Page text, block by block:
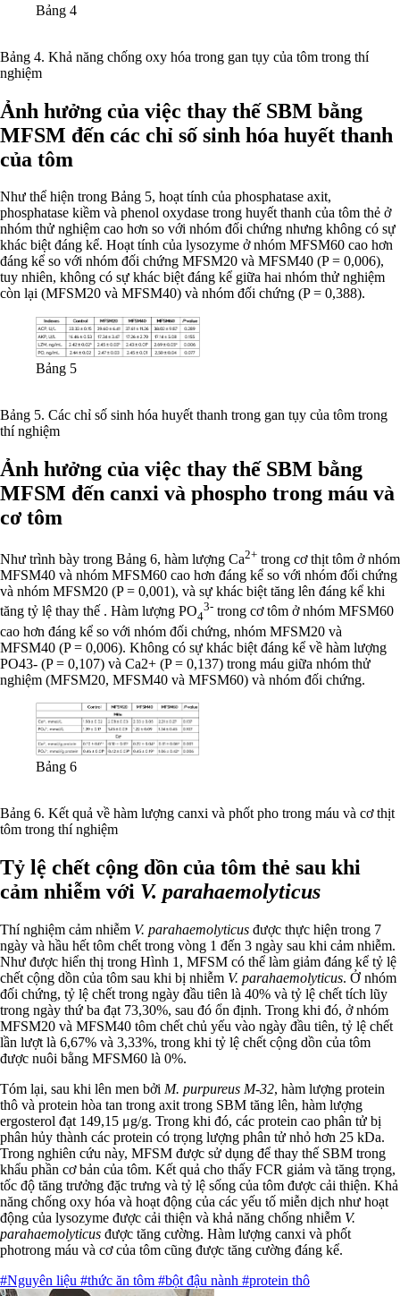
Bảng 4
Bảng 4. Khả năng chống oxy hóa trong gan tụy của tôm trong thí
nghiệm
Ảnh hưởng của việc thay thế SBM bằng
MFSM đến các chỉ số sinh hóa huyết thanh
của tôm
Như thể hiện trong Bảng 5, hoạt tính của phosphatase axit,
phosphatase kiềm và phenol oxydase trong huyết thanh của tôm thẻ ở
nhóm thử nghiệm cao hơn so với nhóm đối chứng nhưng không có sự
khác biệt đáng kể. Hoạt tính của lysozyme ở nhóm MFSM60 cao hơn
đáng kể so với nhóm đối chứng MFSM20 và MFSM40 (P = 0,006),
tuy nhiên, không có sự khác biệt đáng kể giữa hai nhóm thử nghiệm
còn lại (MFSM20 và MFSM40) và nhóm đối chứng (P = 0,388).
Bảng 5
Bảng 5. Các chỉ số sinh hóa huyết thanh trong gan tụy của tôm trong
thí nghiệm
Ảnh hưởng của việc thay thế SBM bằng
MFSM đến canxi và phospho trong máu và
cơ tôm
Như trình bày trong Bảng 6, hàm lượng Ca2+ trong cơ thịt tôm ở nhóm
MFSM40 và nhóm MFSM60 cao hơn đáng kể so với nhóm đối chứng
và nhóm MFSM20 (P = 0,001), và sự khác biệt tăng lên đáng kể khi
tăng tỷ lệ thay thế . Hàm lượng PO4
3- trong cơ tôm ở nhóm MFSM60
cao hơn đáng kể so với nhóm đối chứng, nhóm MFSM20 và
MFSM40 (P = 0,006). Không có sự khác biệt đáng kể về hàm lượng
PO43- (P = 0,107) và Ca2+ (P = 0,137) trong máu giữa nhóm thử
nghiệm (MFSM20, MFSM40 và MFSM60) và nhóm đối chứng.
Bảng 6
Bảng 6. Kết quả về hàm lượng canxi và phốt pho trong máu và cơ thịt
tôm trong thí nghiệm
Tỷ lệ chết cộng dồn của tôm thẻ sau khi
cảm nhiễm với V. parahaemolyticus
Thí nghiệm cảm nhiễm V. parahaemolyticus được thực hiện trong 7
ngày và hầu hết tôm chết trong vòng 1 đến 3 ngày sau khi cảm nhiễm.
Như được hiển thị trong Hình 1, MFSM có thể làm giảm đáng kể tỷ lệ
chết cộng dồn của tôm sau khi bị nhiễm V. parahaemolyticus. Ở nhóm
đối chứng, tỷ lệ chết trong ngày đầu tiên là 40% và tỷ lệ chết tích lũy
trong ngày thứ ba đạt 73,30%, sau đó ổn định. Trong khi đó, ở nhóm
MFSM20 và MFSM40 tôm chết chủ yếu vào ngày đầu tiên, tỷ lệ chết
lần lượt là 6,67% và 3,33%, trong khi tỷ lệ chết cộng dồn của tôm
được nuôi bằng MFSM60 là 0%.
Tóm lại, sau khi lên men bởi M. purpureus M-32, hàm lượng protein
thô và protein hòa tan trong axit trong SBM tăng lên, hàm lượng
ergosterol đạt 149,15 μg/g. Trong khi đó, các protein cao phân tử bị
phân hủy thành các protein có trọng lượng phân tử nhỏ hơn 25 kDa.
Trong nghiên cứu này, MFSM được sử dụng để thay thế SBM trong
khẩu phần cơ bản của tôm. Kết quả cho thấy FCR giảm và tăng trọng,
tốc độ tăng trưởng đặc trưng và tỷ lệ sống của tôm được cải thiện. Khả
năng chống oxy hóa và hoạt động của các yếu tố miễn dịch như hoạt
động của lysozyme được cải thiện và khả năng chống nhiễm V.
parahaemolyticus được tăng cường. Hàm lượng canxi và phốt
photrong máu và cơ của tôm cũng được tăng cường đáng kể.
#Nguyên liệu #thức ăn tôm #bột đậu nành #protein thô